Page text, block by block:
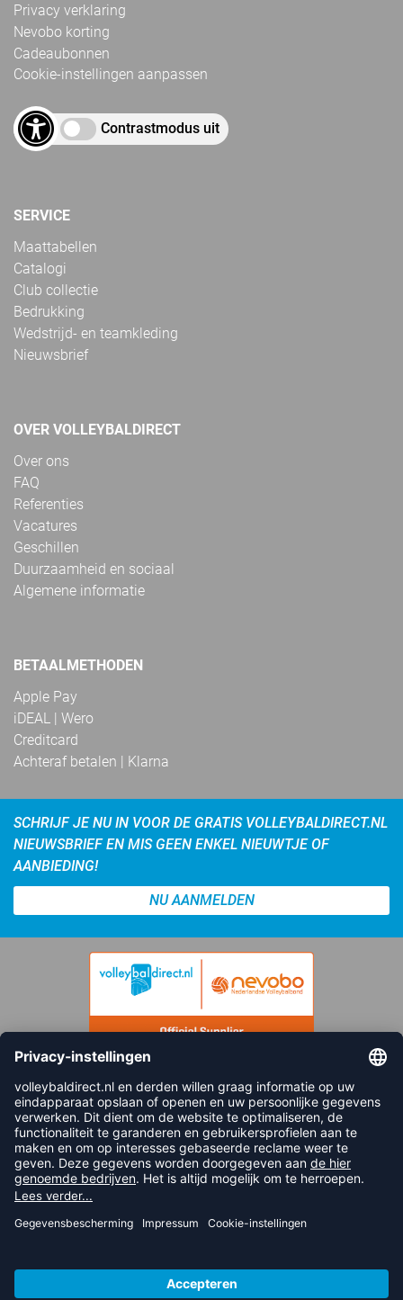
Privacy verklaring
Nevobo korting
Cadeaubonnen
Cookie-instellingen aanpassen
Contrastmodus uit
SERVICE
Maattabellen
Catalogi
Club collectie
Bedrukking
Wedstrijd- en teamkleding
Nieuwsbrief
OVER VOLLEYBALDIRECT
Over ons
FAQ
Referenties
Vacatures
Geschillen
Duurzaamheid en sociaal
Algemene informatie
BETAALMETHODEN
Apple Pay
iDEAL | Wero
Creditcard
Achteraf betalen | Klarna
SCHRIJF JE NU IN VOOR DE GRATIS VOLLEYBALDIRECT.NL
NIEUWSBRIEF EN MIS GEEN ENKEL NIEUWTJE OF
AANBIEDING!
NU AANMELDEN
FOLLOW US